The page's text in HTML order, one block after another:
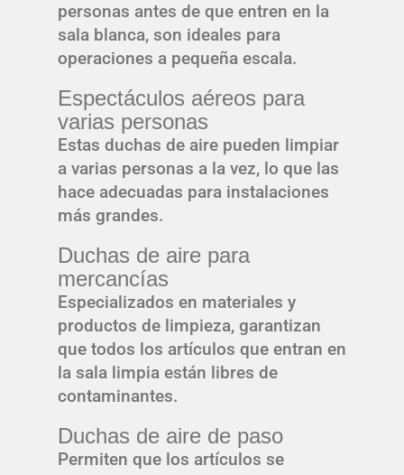
personas antes de que entren en la
sala blanca, son ideales para
operaciones a pequeña escala.
Espectáculos aéreos para
varias personas
Estas duchas de aire pueden limpiar
a varias personas a la vez, lo que las
hace adecuadas para instalaciones
más grandes.
Duchas de aire para
mercancías
Especializados en materiales y
productos de limpieza, garantizan
que todos los artículos que entran en
la sala limpia están libres de
contaminantes.
Duchas de aire de paso
Permiten que los artículos se